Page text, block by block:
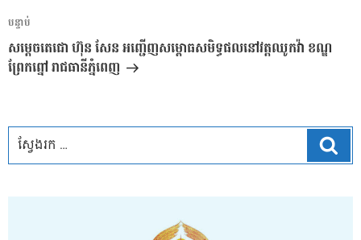
អត្ថបទ
បន្ទាប់
បន្ទាប់
សម្តេចតេជោ ហ៊ុន សែន អញ្ជើញសម្ពោធសមិទ្ធផលនៅវត្តឈូកវ៉ា ខណ្ឌ
ព្រែកព្នៅ រាជធានីភ្នំពេញ